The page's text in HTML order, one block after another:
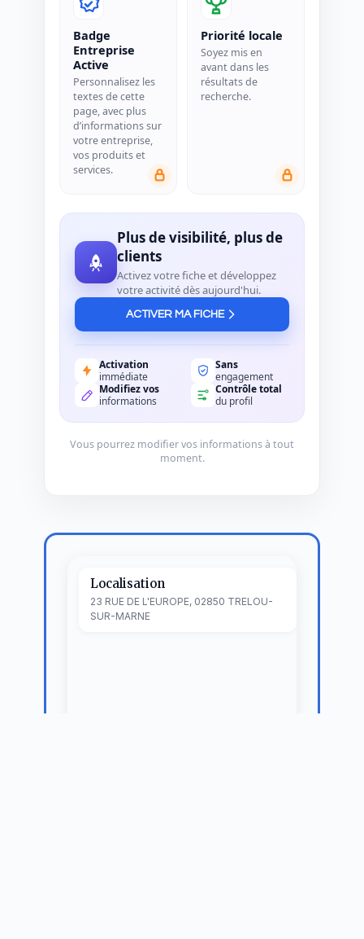
Badge
Entreprise
Active
Personnalisez les
textes de cette
page, avec plus
d’informations sur
votre entreprise,
vos produits et
services.
Priorité locale
Soyez mis en
avant dans les
résultats de
recherche.
Plus de visibilité, plus de
clients
Activez votre fiche et développez
votre activité dès aujourd'hui.
ACTIVER MA FICHE
Activation
immédiate
Sans
engagement
Modifiez vos
informations
Contrôle total
du profil
Vous pourrez modifier vos informations à tout
moment.
Localisation
23 RUE DE L'EUROPE, 02850 TRELOU-
SUR-MARNE